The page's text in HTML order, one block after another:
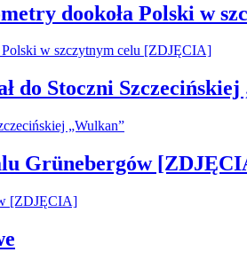
dookoła Polski w
do Stoczni
Grünebergów